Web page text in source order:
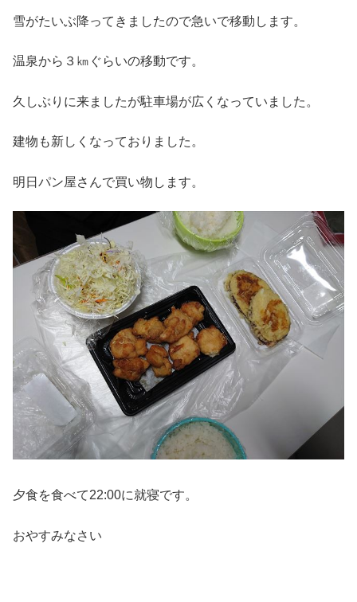
雪がたいぶ降ってきましたので急いで移動します。
温泉から３㎞ぐらいの移動です。
久しぶりに来ましたが駐車場が広くなっていました。
建物も新しくなっておりました。
明日パン屋さんで買い物します。
夕食を食べて22:00に就寝です。
おやすみなさい